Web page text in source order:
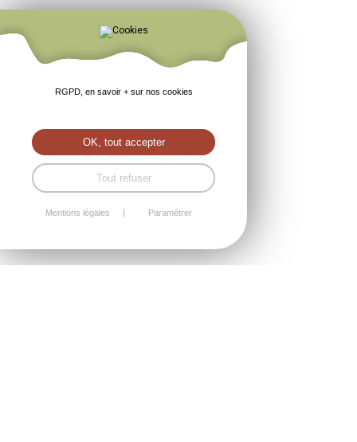
RGPD, en savoir + sur nos cookies
OK, tout accepter
Tout refuser
Mentions légales Paramétrer